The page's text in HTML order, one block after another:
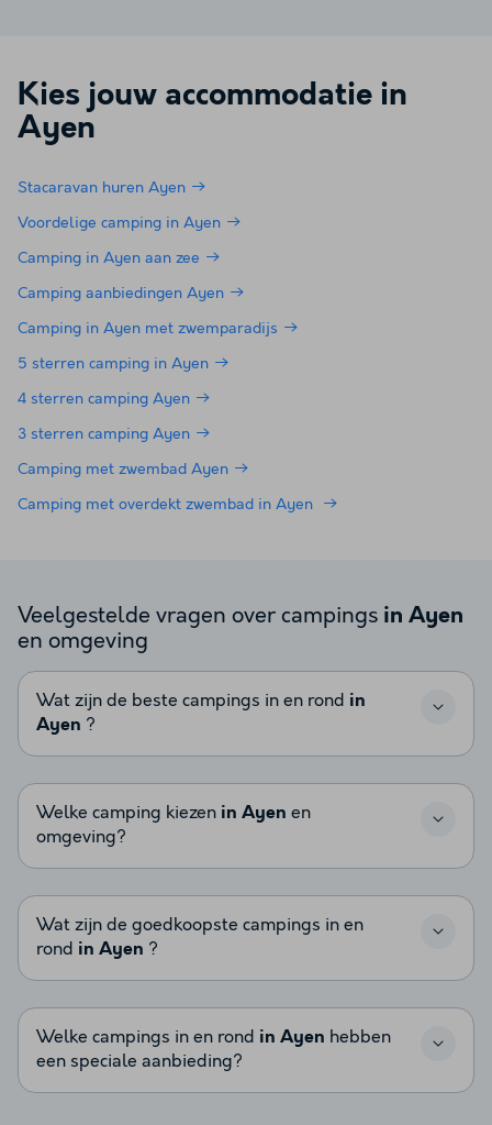
Kies jouw accommodatie in
Ayen
Stacaravan huren Ayen
Voordelige camping in Ayen
Camping in Ayen aan zee
Camping aanbiedingen Ayen
Camping in Ayen met zwemparadijs
5 sterren camping in Ayen
4 sterren camping Ayen
3 sterren camping Ayen
Camping met zwembad Ayen
Camping met overdekt zwembad in Ayen
Veelgestelde vragen over campings in Ayen
en omgeving
Wat zijn de beste campings in en rond in
Ayen ?
Welke camping kiezen in Ayen en
omgeving?
Wat zijn de goedkoopste campings in en
rond in Ayen ?
Welke campings in en rond in Ayen hebben
een speciale aanbieding?